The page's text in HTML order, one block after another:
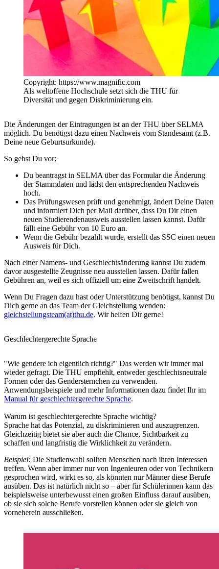
Copyright: https://www.magnific.com
Als weltoffene Hochschule setzt sich die THU für
Diversität und gegen Diskriminierung ein.
Die Änderungen der Eintragungen ist an der THU über SELMA
möglich. Du benötigst dazu einen Nachweis vom Standesamt (z.B.
Deine neue Geburtsurkunde).
So gehst Du vor:
Du beantragst in SELMA über das Formular die Änderung
der Stammdaten und lädst den entsprechenden Nachweis
hoch.
Das Prüfungswesen prüft und genehmigt, ändert Deine Daten
und informiert Dich per Mail darüber, dass Du Dir einen
neuen Studierendenausweis ausstellen lassen kannst. Dafür
fällt eine Gebühr von 10 Euro an.
Wenn die Gebühr bezahlt wurde, erstellt das SSC einen neuen
Ausweis für Dich.
Nach einer Namens- und Geschlechtsänderung kannst Du zudem
davor ausgestellte Zeugnisse neu ausstellen lassen. Dafür fallen
Gebühren an, weil es sich offiziell um eine Zweitschrift handelt.
Wenn Du Fragen dazu hast oder Unterstützung benötigst, kannst Du
Dich gerne an das Team der Gleichstellung wenden:
gleichstellungsteam(at)thu.de. Wir helfen Dir gerne!
Geschlechtergerechte Sprache
"Wie gendere ich eigentlich richtig?" Das werden wir immer mal
wieder gefragt. Die THU empfiehlt, entweder geschlechtsneutrale
Formen oder das Gendersternchen zu verwenden.
Anwendungsbeispiele und mehr Informationen dazu findet Ihr im
Manual für geschlechtergerechte Sprache.
Warum ist geschlechtergerechte Sprache wichtig?
Sprache hat das Potenzial, zu diskriminieren und auszugrenzen.
Gleichzeitig bietet sie aber auch die Chance, Sichtbarkeit zu
schaffen und langfristig die Wirklichkeit zu verändern.
Beispiel: Die Studienwahl sollten Menschen nach ihren Interessen
treffen. Wenn aber immer nur von Ingenieuren oder von Technikern
gesprochen wird, wirkt es so, als könnten nur Männer diese Berufe
ausüben. Das ist natürlich nicht so – aber für Schülerinnen kann das
beispielsweise unterbewusst einen großen Einfluss darauf ausüben,
ob sie sich solche Berufe vorstellen können oder sie gleich von
vorneherein ausschließen.